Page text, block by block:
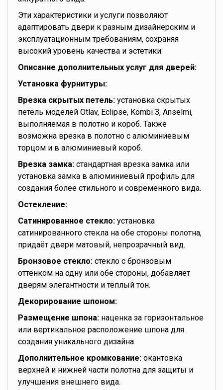
Эти характеристики и услуги позволяют
адаптировать двери к разным дизайнерским и
эксплуатационным требованиям, сохраняя
высокий уровень качества и эстетики.
Описание дополнительных услуг для дверей:
Установка фурнитуры:
Врезка скрытых петель: установка скрытых
петель моделей Otlav, Eclipse, Kombi 3, Anselmi,
выполняемая в полотно и короб. Также
возможна врезка в полотно с алюминиевым
торцом и в алюминиевый короб.
Врезка замка: стандартная врезка замка или
установка замка в алюминиевый профиль для
создания более стильного и современного вида.
Остекление:
Сатинированное стекло: установка
сатинированного стекла на обе стороны полотна,
придаёт двери матовый, непрозрачный вид.
Бронзовое стекло: стекло с бронзовым
оттенком на одну или обе стороны, добавляет
дверям элегантности и тёплый тон.
Декорирование шпоном:
Размещение шпона: наценка за горизонтальное
или вертикальное расположение шпона для
создания уникального дизайна.
Дополнительное кромкование: окантовка
верхней и нижней части полотна для защиты и
улучшения внешнего вида.